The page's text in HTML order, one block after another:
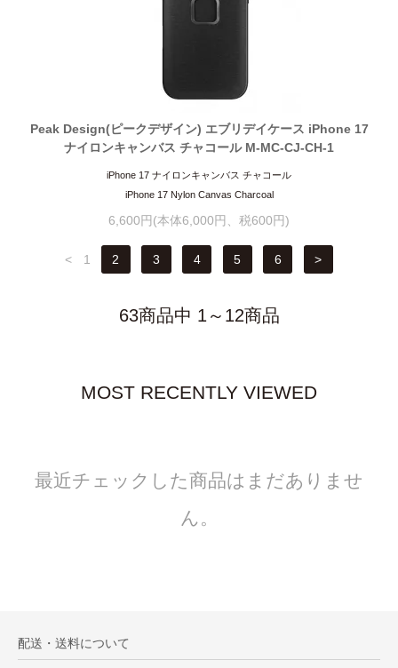
Peak Design(ピークデザイン) エブリデイケース iPhone 17
ナイロンキャンバス チャコール M-MC-CJ-CH-1
iPhone 17 ナイロンキャンバス チャコール
iPhone 17 Nylon Canvas Charcoal
6,600円(本体6,000円、税600円)
< 1 2 3 4 5 6 >
63商品中 1～12商品
MOST RECENTLY VIEWED
最近チェックした商品はまだありませ
ん。
配送・送料について